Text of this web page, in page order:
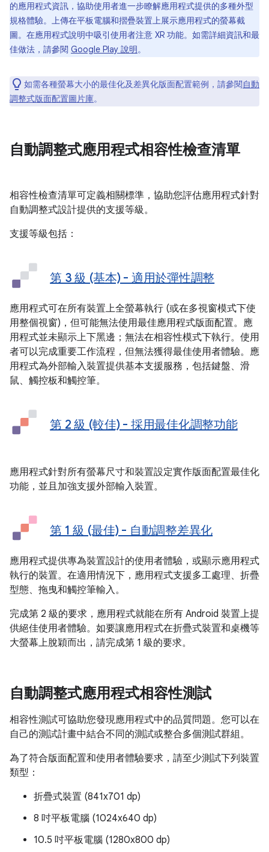
的應用程式資訊，協助使用者進一步瞭解應用程式提供的多種外型
規格體驗。上傳在平板電腦和摺疊裝置上展示應用程式的螢幕截
圖。在應用程式說明中吸引使用者注意 XR 功能。如需詳細資訊和最
佳做法，請參閱 Google Play 說明。
如需各種螢幕大小的最佳化及差異化版面配置範例，請參閱自動
調整式版面配置圖片庫。
自動調整式應用程式相容性檢查清單
相容性檢查清單可定義相關標準，協助您評估應用程式針對
自動調整式設計提供的支援等級。
支援等級包括：
第 3 級 (基本) - 適用於彈性調整
應用程式可在所有裝置上全螢幕執行 (或在多視窗模式下使
用整個視窗)，但可能無法使用最佳應用程式版面配置。應
用程式並未顯示上下黑邊；無法在相容性模式下執行。使用
者可以完成重要工作流程，但無法獲得最佳使用者體驗。應
用程式為外部輸入裝置提供基本支援服務，包括鍵盤、滑
鼠、觸控板和觸控筆。
第 2 級 (較佳) - 採用最佳化調整功能
應用程式針對所有螢幕尺寸和裝置設定實作版面配置最佳化
功能，並且加強支援外部輸入裝置。
第 1 級 (最佳) - 自動調整差異化
應用程式提供專為裝置設計的使用者體驗，或顯示應用程式
執行的裝置。在適用情況下，應用程式支援多工處理、折疊
型態、拖曳和觸控筆輸入。
完成第 2 級的要求，應用程式就能在所有 Android 裝置上提
供絕佳使用者體驗。如要讓應用程式在折疊式裝置和桌機等
大螢幕上脫穎而出，請完成第 1 級的要求。
自動調整式應用程式相容性測試
相容性測試可協助您發現應用程式中的品質問題。您可以在
自己的測試計畫中結合不同的測試或整合多個測試群組。
為了符合版面配置和使用者體驗要求，請至少測試下列裝置
類型：
折疊式裝置 (841x701 dp)
8 吋平板電腦 (1024x640 dp)
10.5 吋平板電腦 (1280x800 dp)